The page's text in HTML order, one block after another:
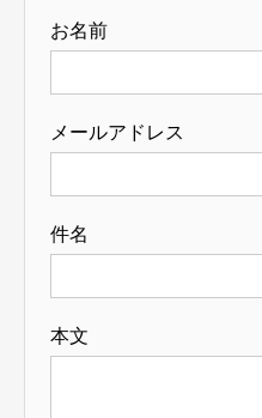
お名前
メールアドレス
件名
本文